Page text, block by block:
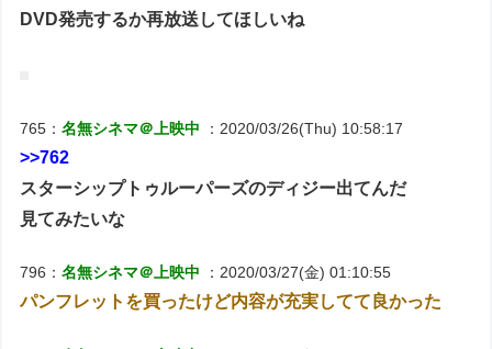
DVD発売するか再放送してほしいね
765：名無シネマ＠上映中 ：2020/03/26(Thu) 10:58:17
>>762
スターシップトゥルーパーズのディジー出てんだ
見てみたいな
796：名無シネマ＠上映中 ：2020/03/27(金) 01:10:55
パンフレットを買ったけど内容が充実してて良かった